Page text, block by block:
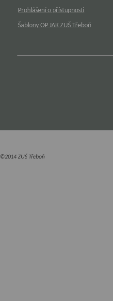
Prohlášení o přístupnosti
Šablony OP JAK ZUŠ Třeboň
©2014 ZUŠ Třeboň